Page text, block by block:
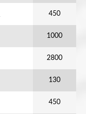
450
1000
2800
130
450